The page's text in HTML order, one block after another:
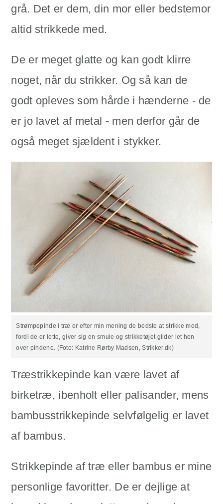
grå. Det er dem, din mor eller bedstemor
altid strikkede med.
De er meget glatte og kan godt klirre
noget, når du strikker. Og så kan de
godt opleves som hårde i hænderne - de
er jo lavet af metal - men derfor går de
også meget sjældent i stykker.
Strømpepinde i træ er efter min mening de bedste at strikke med,
fordi de er lette, giver sig en smule og strikketøjet glider let hen
over pindene. (Foto: Katrine Rørby Madsen, Strikker.dk)
Træstrikkepinde kan være lavet af
birketræ, ibenholt eller palisander, mens
bambusstrikkepinde selvfølgelig er lavet
af bambus.
Strikkepinde af træ eller bambus er mine
personlige favoritter. De er dejlige at